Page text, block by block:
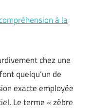
à la
chez une
quelqu’un de
exacte employée
Le terme « zèbre